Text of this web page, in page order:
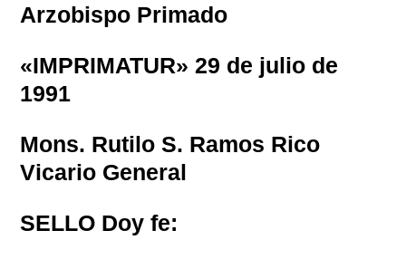
Arzobispo Primado
«IMPRIMATUR» 29 de julio de
1991
Mons. Rutilo S. Ramos Rico
Vicario General
SELLO Doy fe: